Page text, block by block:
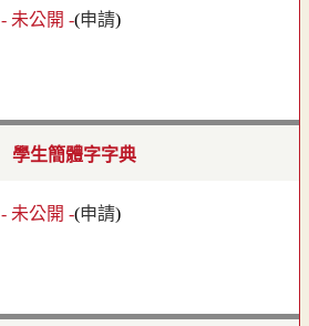
- 未公開 -(申請)
學生簡體字字典
- 未公開 -(申請)